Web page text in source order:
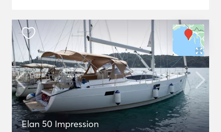
Elan 50 Impression